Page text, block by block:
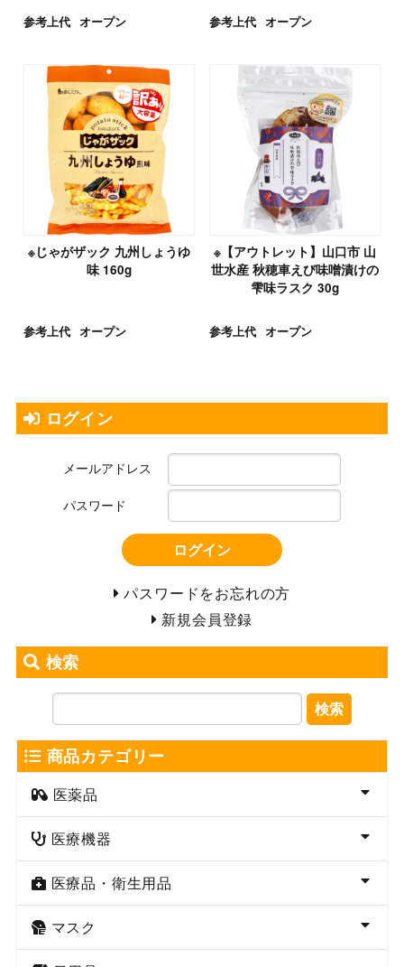
参考上代 オープン 参考上代 オープン
※じゃがザック 九州しょうゆ
味 160g
参考上代 オープン
※【アウトレット】山口市 山
世水産 秋穂車えび味噌漬けの
雫味ラスク 30g
参考上代 オープン
ログイン
メールアドレス
パスワード
ログイン
パスワードをお忘れの方
新規会員登録
検索
検索
商品カテゴリー
医薬品
医療機器
医療品・衛生用品
マスク